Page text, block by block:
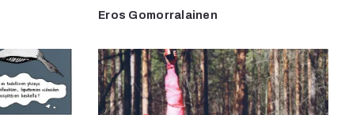
Eros Gomorralainen